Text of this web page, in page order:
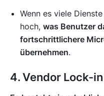
Wenn es viele
hoch, was Benutzer
fortschrittlichere
übernehmen.
4. Vendor Lock-in